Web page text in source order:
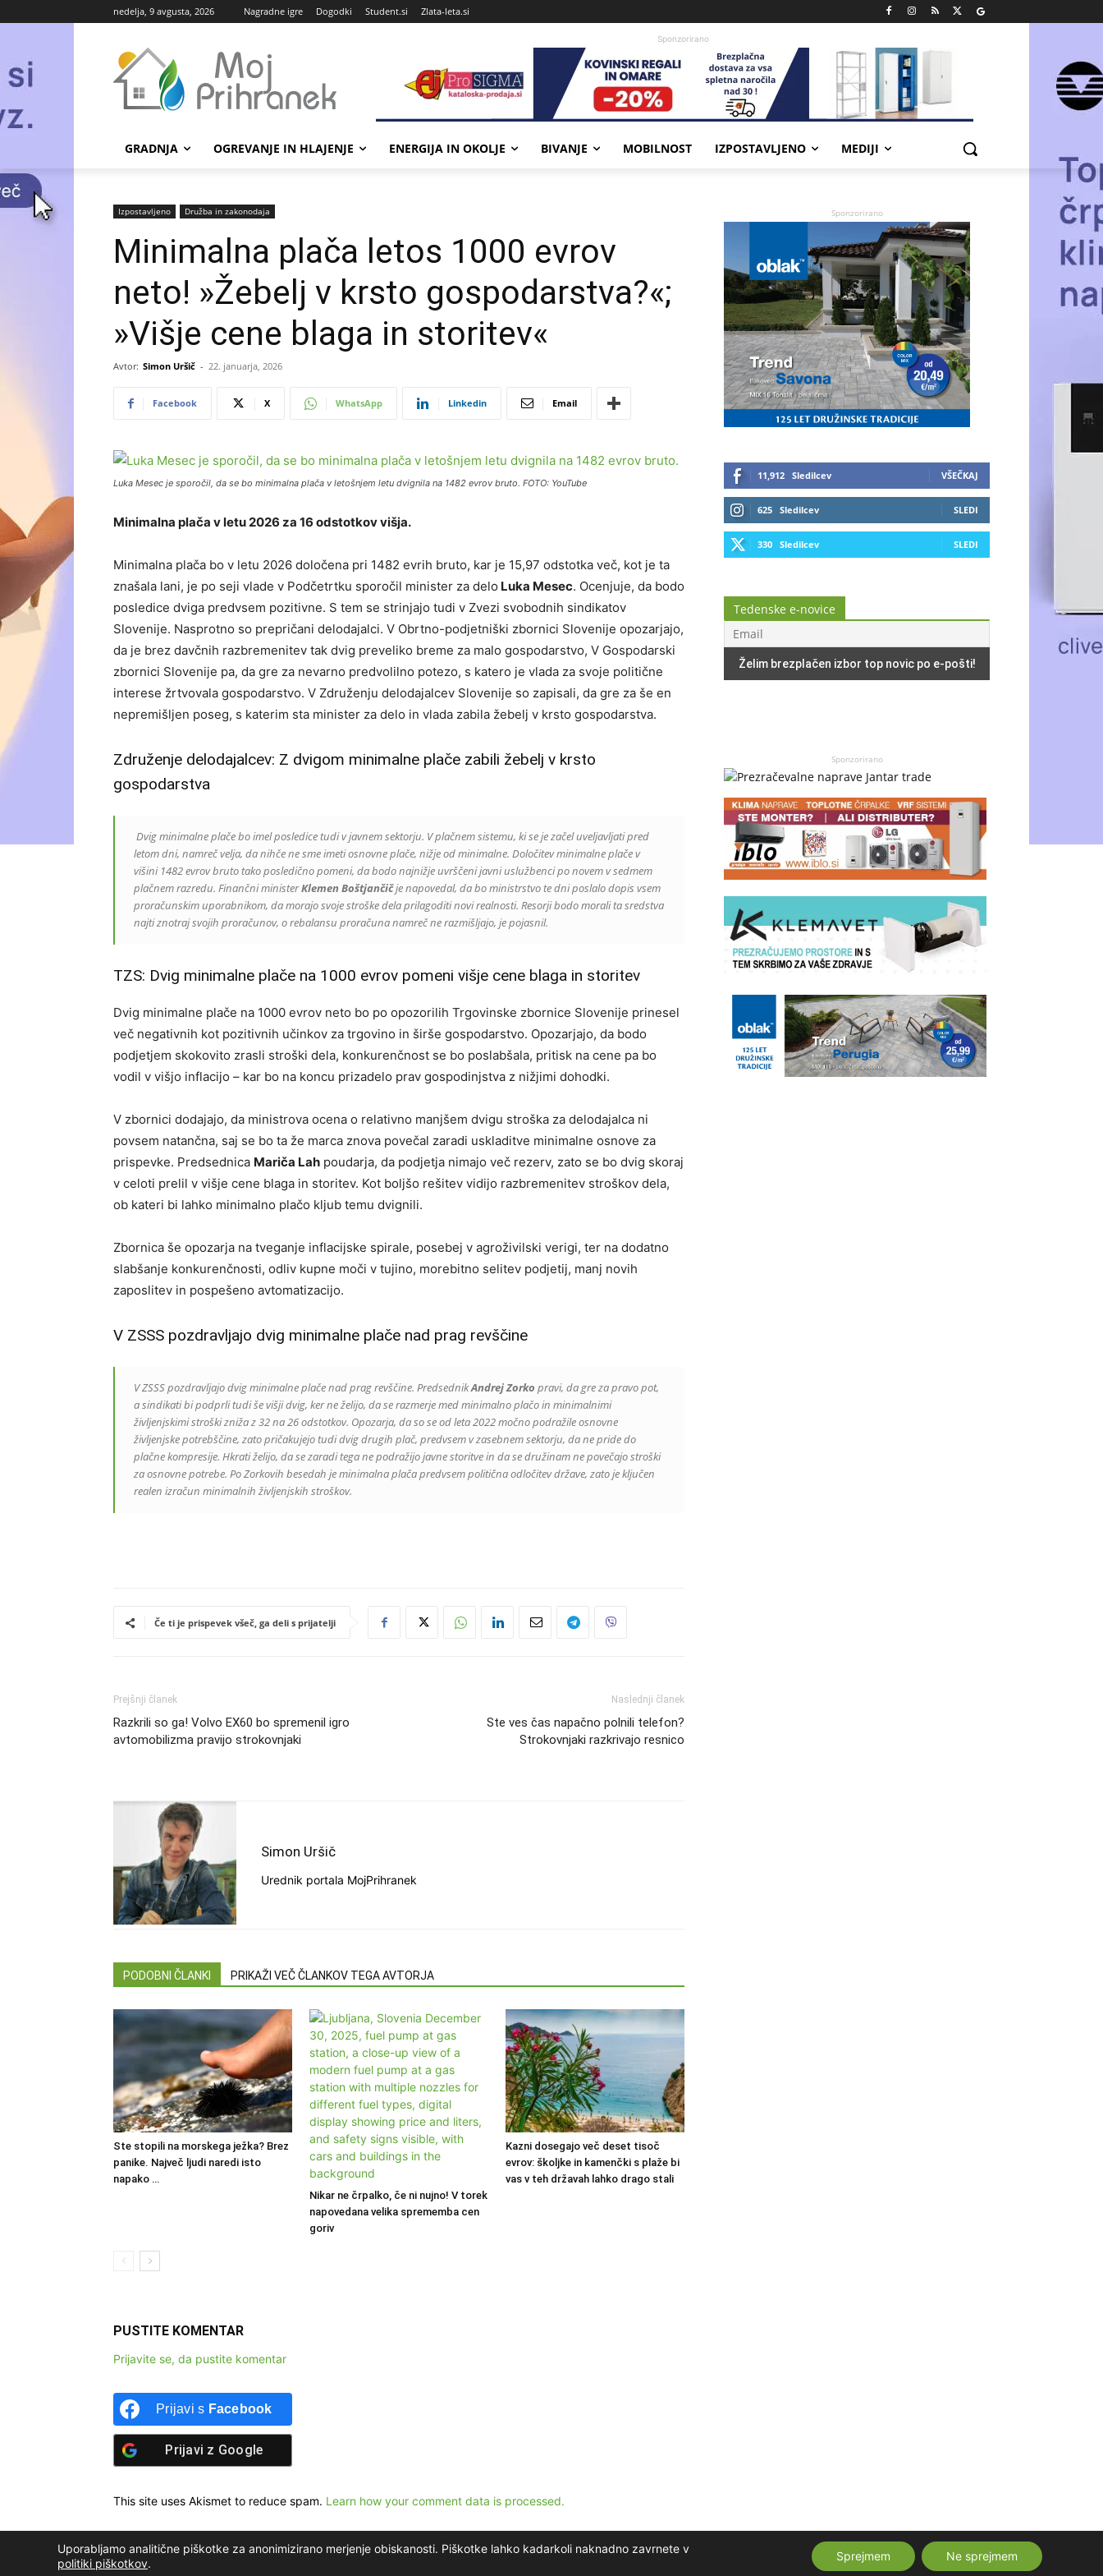
nedelja, 9 avgusta, 2026 Nagradne igre Dogodki Student.si Zlata-leta.si
Sponzorirano
GRADNJA OGREVANJE IN HLAJENJE ENERGIJA IN OKOLJE BIVANJE MOBILNOST IZPOSTAVLJENO MEDIJI
Izpostavljeno Družba in zakonodaja
Minimalna plača letos 1000 evrov
neto! »Žebelj v krsto gospodarstva?«;
»Višje cene blaga in storitev«
Avtor: Simon Uršič - 22. januarja, 2026
Facebook X WhatsApp Linkedin Email
Luka Mesec je sporočil, da se bo minimalna plača v letošnjem letu dvignila na 1482 evrov bruto. FOTO: YouTube
Minimalna plača v letu 2026 za 16 odstotkov višja.
Minimalna plača bo v letu 2026 določena pri 1482 evrih bruto, kar je 15,97 odstotka več, kot je ta
znašala lani, je po seji vlade v Podčetrtku sporočil minister za delo Luka Mesec. Ocenjuje, da bodo
posledice dviga predvsem pozitivne. S tem se strinjajo tudi v Zvezi svobodnih sindikatov
Slovenije. Nasprotno so prepričani delodajalci. V Obrtno-podjetniški zbornici Slovenije opozarjajo,
da je brez davčnih razbremenitev tak dvig preveliko breme za malo gospodarstvo, V Gospodarski
zbornici Slovenije pa, da gre za nevarno predvolilno potezo, s katero je vlada za svoje politične
interese žrtvovala gospodarstvo. V Združenju delodajalcev Slovenije so zapisali, da gre za še en
nepremišljen poseg, s katerim sta minister za delo in vlada zabila žebelj v krsto gospodarstva.
Združenje delodajalcev: Z dvigom minimalne plače zabili žebelj v krsto
gospodarstva
Dvig minimalne plače bo imel posledice tudi v javnem sektorju. V plačnem sistemu, ki se je začel uveljavljati pred
letom dni, namreč velja, da nihče ne sme imeti osnovne plače, nižje od minimalne. Določitev minimalne plače v
višini 1482 evrov bruto tako posledično pomeni, da bodo najnižje uvrščeni javni uslužbenci po novem v sedmem
plačnem razredu. Finančni ministerKlemen Boštjančičje napovedal, da bo ministrstvo te dni poslalo dopis vsem
proračunskim uporabnikom, da morajo svoje stroške dela prilagoditi novi realnosti. Resorji bodo morali ta sredstva
najti znotraj svojih proračunov, o rebalansu proračuna namreč ne razmišljajo, je pojasnil.
TZS: Dvig minimalne plače na 1000 evrov pomeni višje cene blaga in storitev
Dvig minimalne plače na 1000 evrov neto bo po opozorilih Trgovinske zbornice Slovenije prinesel
več negativnih kot pozitivnih učinkov za trgovino in širše gospodarstvo. Opozarjajo, da bodo
podjetjem skokovito zrasli stroški dela, konkurenčnost se bo poslabšala, pritisk na cene pa bo
vodil v višjo inflacijo – kar bo na koncu prizadelo prav gospodinjstva z nižjimi dohodki.
V zbornici dodajajo, da ministrova ocena o relativno manjšem dvigu stroška za delodajalca ni
povsem natančna, saj se bo ta že marca znova povečal zaradi uskladitve minimalne osnove za
prispevke. Predsednica Mariča Lah poudarja, da podjetja nimajo več rezerv, zato se bo dvig skoraj
v celoti prelil v višje cene blaga in storitev. Kot boljšo rešitev vidijo razbremenitev stroškov dela,
ob kateri bi lahko minimalno plačo kljub temu dvignili.
Zbornica še opozarja na tveganje inflacijske spirale, posebej v agroživilski verigi, ter na dodatno
slabšanje konkurenčnosti, odliv kupne moči v tujino, morebitno selitev podjetij, manj novih
zaposlitev in pospešeno avtomatizacijo.
V ZSSS pozdravljajo dvig minimalne plače nad prag revščine
V ZSSS pozdravljajo dvig minimalne plače nad prag revščine. PredsednikAndrej Zorko pravi, da gre za pravo pot,
a sindikati bi podprli tudi še višji dvig, ker ne želijo, da se razmerje med minimalno plačo in minimalnimi
življenjskimi stroški zniža z 32 na 26 odstotkov. Opozarja, da so se od leta 2022 močno podražile osnovne
življenjske potrebščine, zato pričakujejo tudi dvig drugih plač, predvsem v zasebnem sektorju, da ne pride do
plačne kompresije. Hkrati želijo, da se zaradi tega ne podražijo javne storitve in da se družinam ne povečajo stroški
za osnovne potrebe. Po Zorkovih besedah je minimalna plača predvsem politična odločitev države, zato je ključen
realen izračun minimalnih življenjskih stroškov.
Če ti je prispevek všeč, ga deli s prijatelji
Prejšnji članek
Razkrili so ga! Volvo EX60 bo spremenil igro
avtomobilizma pravijo strokovnjaki
Naslednji članek
Ste ves čas napačno polnili telefon?
Strokovnjaki razkrivajo resnico
Simon Uršič
Urednik portala MojPrihranek
PODOBNI ČLANKI PRIKAŽI VEČ ČLANKOV TEGA AVTORJA
Ste stopili na morskega ježka? Brez
panike. Največ ljudi naredi isto
napako …
Nikar ne črpalko, če ni nujno! V torek
napovedana velika sprememba cen
goriv
Kazni dosegajo več deset tisoč
evrov: školjke in kamenčki s plaže bi
vas v teh državah lahko drago stali
PUSTITE KOMENTAR
Prijavite se, da pustite komentar
Prijavi s Facebook
Prijavi z Google
This site uses Akismet to reduce spam. Learn how your comment data is processed.
Sponzorirano
11,912 Sledilcev VŠEČKAJ
625 Sledilcev SLEDI
330 Sledilcev SLEDI
Tedenske e-novice
Sponzorirano
Uporabljamo analitične piškotke za anonimizirano merjenje obiskanosti. Piškotke lahko kadarkoli naknadno zavrnete v
politiki piškotkov.
Sprejmem Ne sprejmem